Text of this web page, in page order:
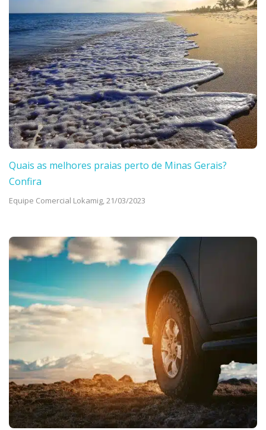
Quais as melhores praias perto de Minas Gerais?
Confira
Equipe Comercial Lokamig,21/03/2023